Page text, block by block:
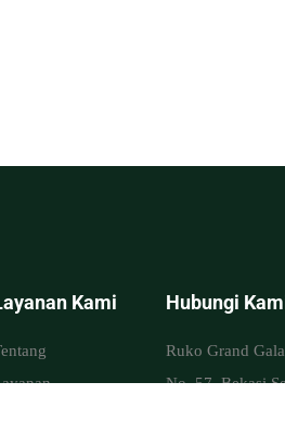
Kami Hubungi
Ruko Grand
No. 57, Bekasi